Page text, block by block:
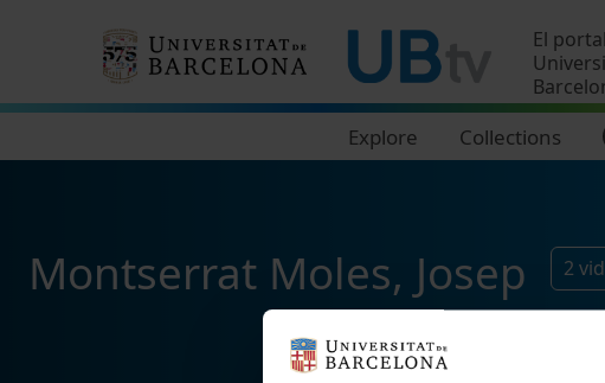
El
Explore Collections
Montserrat Moles, Josep 2